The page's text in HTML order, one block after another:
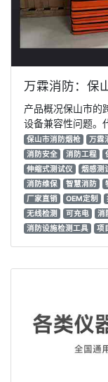
万霖消防：保
产品概况保山市的
设备兼容性问题。
保山市消防烟枪 万霖
消防安全
消防工程
伸缩式测试仪
烟感测
消防维保
智慧消防
厂家直销
OEM定制
无线检测
可充电 消
消防设施检测工具
项